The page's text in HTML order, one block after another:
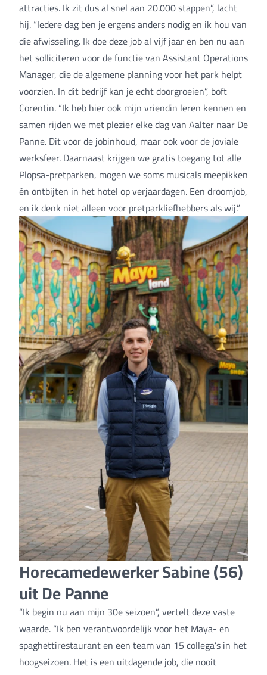
attracties. Ik zit dus al snel aan 20.000 stappen”, lacht
hij. “Iedere dag ben je ergens anders nodig en ik hou van
die afwisseling. Ik doe deze job al vijf jaar en ben nu aan
het solliciteren voor de functie van Assistant Operations
Manager, die de algemene planning voor het park helpt
voorzien. In dit bedrijf kan je echt doorgroeien”, boft
Corentin. “Ik heb hier ook mijn vriendin leren kennen en
samen rijden we met plezier elke dag van Aalter naar De
Panne. Dit voor de jobinhoud, maar ook voor de joviale
werksfeer. Daarnaast krijgen we gratis toegang tot alle
Plopsa-pretparken, mogen we soms musicals meepikken
én ontbijten in het hotel op verjaardagen. Een droomjob,
en ik denk niet alleen voor pretparkliefhebbers als wij.”
Horecamedewerker Sabine (56)
uit De Panne
“Ik begin nu aan mijn 30e seizoen”, vertelt deze vaste
waarde. “Ik ben verantwoordelijk voor het Maya- en
spaghettirestaurant en een team van 15 collega’s in het
hoogseizoen. Het is een uitdagende job, die nooit